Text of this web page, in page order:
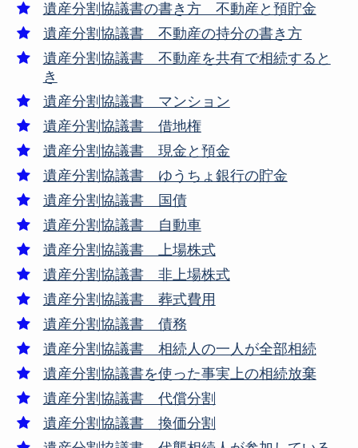
遺産分割協議書の書き方 不動産と預貯金
遺産分割協議書 不動産の持分の書き方
遺産分割協議書 不動産を共有で相続すると
き
遺産分割協議書 マンション
遺産分割協議書 借地権
遺産分割協議書 現金と預金
遺産分割協議書 ゆうちょ銀行の貯金
遺産分割協議書 国債
遺産分割協議書 自動車
遺産分割協議書 上場株式
遺産分割協議書 非上場株式
遺産分割協議書 葬式費用
遺産分割協議書 債務
遺産分割協議書 相続人の一人が全部相続
遺産分割協議書を使った事実上の相続放棄
遺産分割協議書 代償分割
遺産分割協議書 換価分割